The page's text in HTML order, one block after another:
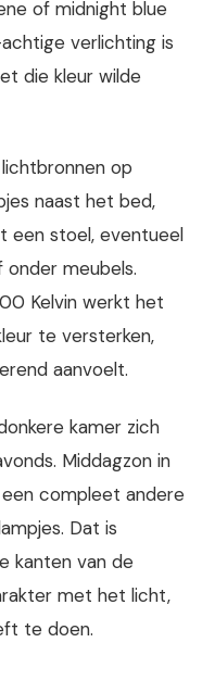
of midnight blue
verlichting is
die kleur wilde
op
naast het bed,
een stoel, eventueel
meubels.
Kelvin werkt het
te versterken,
aanvoelt.
kamer zich
Middagzon in
compleet andere
Dat is
kanten van de
met het licht,
te doen.